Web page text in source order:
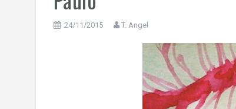
24/11/2015 T. Angel